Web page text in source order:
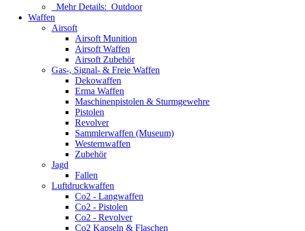
Mehr Details: Outdoor
Waffen
Airsoft
Airsoft Munition
Airsoft Waffen
Airsoft Zubehör
Gas-, Signal- & Freie Waffen
Dekowaffen
Erma Waffen
Maschinenpistolen & Sturmgewehre
Pistolen
Revolver
Sammlerwaffen (Museum)
Westernwaffen
Zubehör
Jagd
Fallen
Luftdruckwaffen
Co2 - Langwaffen
Co2 - Pistolen
Co2 - Revolver
Co2 Kapseln & Flaschen